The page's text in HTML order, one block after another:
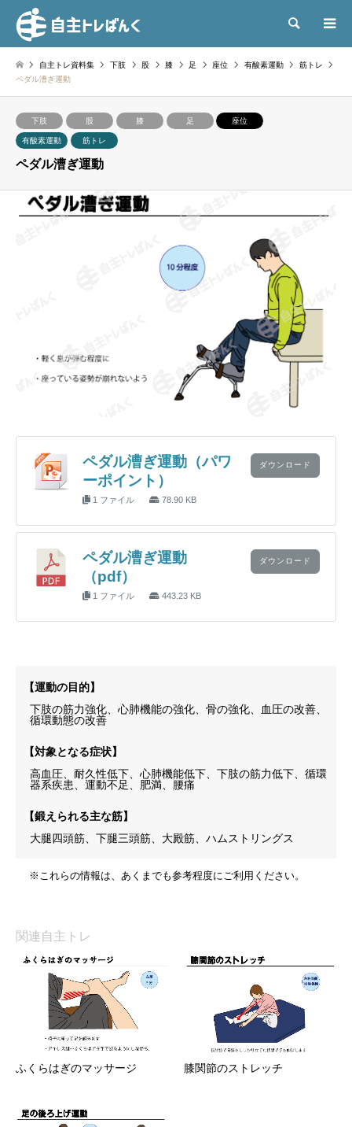
検索
自主トレ資料集 下肢 股 膝 足 座位 有酸素運動
筋トレ
ペダル漕ぎ運動
下肢 股 膝 足 座位
有酸素運動 筋トレ
ペダル漕ぎ運動
ペダル漕ぎ運動（パワ
ーポイント）
1 ファイル 78.90 KB
ダウンロード
ペダル漕ぎ運動
（pdf）
1 ファイル 443.23 KB
ダウンロード
【運動の目的】
下肢の筋力強化、心肺機能の強化、骨の強化、血圧の改善、
循環動態の改善
【対象となる症状】
高血圧、耐久性低下、心肺機能低下、下肢の筋力低下、循環
器系疾患、運動不足、肥満、腰痛
【鍛えられる主な筋】
大腿四頭筋、下腿三頭筋、大殿筋、ハムストリングス
※これらの情報は、あくまでも参考程度にご利用ください。
関連自主トレ
ふくらはぎのマッサージ 膝関節のストレッチ